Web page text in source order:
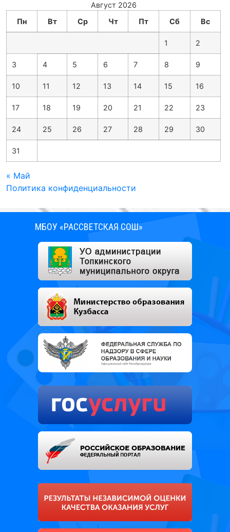
Август 2026
Пн
Вт Ср Чт Пт Сб Вс
1 2
3 4 5 6 7 8 9
10 11 12 13 14 15 16
17 18 19 20 21 22 23
24 25 26 27 28 29 30
31
« Май
Политика конфиденциальности
МБОУ «РАССВЕТСКАЯ СОШ»